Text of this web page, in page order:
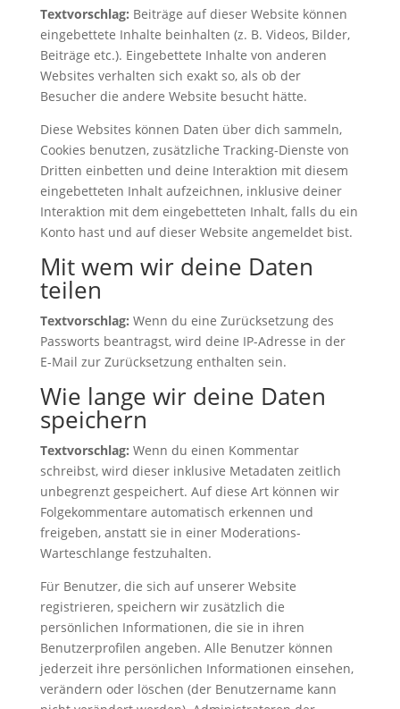
Textvorschlag: Beiträge auf dieser Website können
eingebettete Inhalte beinhalten (z. B. Videos, Bilder,
Beiträge etc.). Eingebettete Inhalte von anderen
Websites verhalten sich exakt so, als ob der
Besucher die andere Website besucht hätte.
Diese Websites können Daten über dich sammeln,
Cookies benutzen, zusätzliche Tracking-Dienste von
Dritten einbetten und deine Interaktion mit diesem
eingebetteten Inhalt aufzeichnen, inklusive deiner
Interaktion mit dem eingebetteten Inhalt, falls du ein
Konto hast und auf dieser Website angemeldet bist.
Mit wem wir deine Daten
teilen
Textvorschlag: Wenn du eine Zurücksetzung des
Passworts beantragst, wird deine IP-Adresse in der
E-Mail zur Zurücksetzung enthalten sein.
Wie lange wir deine Daten
speichern
Textvorschlag: Wenn du einen Kommentar
schreibst, wird dieser inklusive Metadaten zeitlich
unbegrenzt gespeichert. Auf diese Art können wir
Folgekommentare automatisch erkennen und
freigeben, anstatt sie in einer Moderations-
Warteschlange festzuhalten.
Für Benutzer, die sich auf unserer Website
registrieren, speichern wir zusätzlich die
persönlichen Informationen, die sie in ihren
Benutzerprofilen angeben. Alle Benutzer können
jederzeit ihre persönlichen Informationen einsehen,
verändern oder löschen (der Benutzername kann